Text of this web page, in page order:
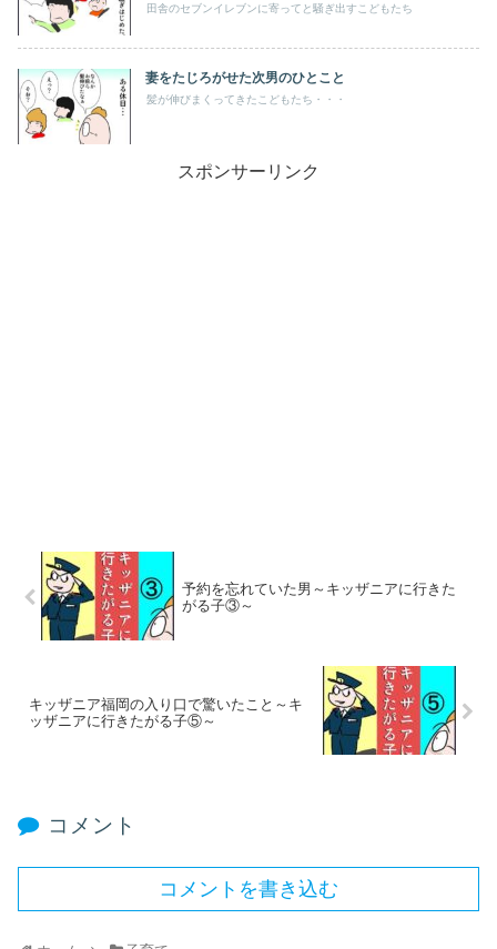
田舎のセブンイレブンに寄ってと騒ぎ出すこどもたち
妻をたじろがせた次男のひとこと
髪が伸びまくってきたこどもたち・・・
スポンサーリンク
予約を忘れていた男～キッザニアに行きた
がる子③～
キッザニア福岡の入り口で驚いたこと～キ
ッザニアに行きたがる子⑤～
コメント
コメントを書き込む